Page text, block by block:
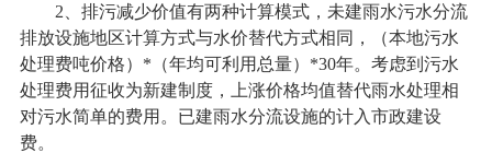
2 、排污减少价值有两种计算模式，未建雨水污水分流
排放设施地区计算方式与水价替代方式相同，（本地污水
处理费吨价格）*（年均可利用总量）*30年。考虑到污水
处理费用征收为新建制度，上涨价格均值替代雨水处理相
对污水简单的费用。已建雨水分流设施的计入市政建设
费。